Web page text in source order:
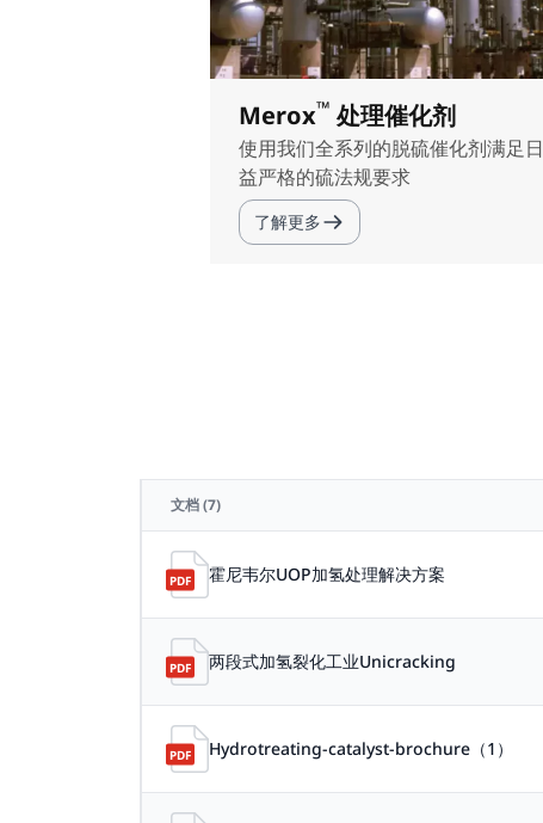
Merox™ 处理催化剂
使用我们全系列的脱硫催化剂满足日
益严格的硫法规要求
了解更多
文档(7)
霍尼韦尔UOP加氢处理解决方案
两段式加氢裂化工业Unicracking
Hydrotreating-catalyst-brochure（1）